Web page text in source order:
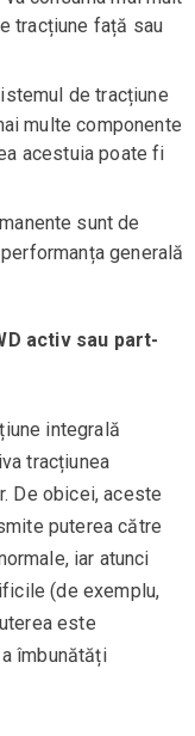
tracțiune față sau
de tracțiune
multe componente
acestuia poate fi
sunt de
generală
activ sau part-
integrală
tracțiunea
De obicei, aceste
puterea către
iar atunci
(de exemplu,
este
îmbunătăți